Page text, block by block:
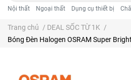
Nội thất Ngoại thất Dụng cụ thiết bị
Trang chủ / DEAL SỐC TỪ 1K /
Bóng Đèn Halogen OSRAM Super